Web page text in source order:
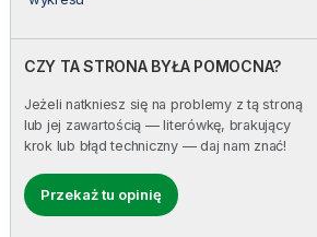
CZY TA STRONA BYŁA POMOCNA?
Jeżeli natkniesz się na problemy z tą stroną
lub jej zawartością — literówkę, brakujący
krok lub błąd techniczny — daj nam znać!
Przekaż tu opinię